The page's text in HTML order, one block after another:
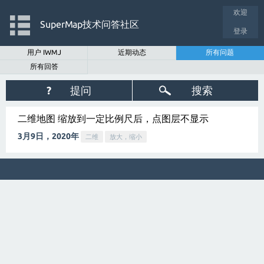
欢迎
登录
SuperMap技术问答社区
用户 IWMJ 近期动态
所有问题
所有回答
? 提问 搜索
二维地图 缩放到一定比例尺后，点图层不显示
3月9日，2020年 二维 放大，缩小